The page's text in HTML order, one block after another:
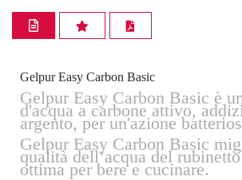
Gelpur Easy Carbon Basic
Gelpur Easy Carbon Basic è
d'acqua a carbone attivo,
argento, per un'azione
Gelpur Easy Carbon Basic
qualità dell’acqua del
ottima per bere e cucinare.